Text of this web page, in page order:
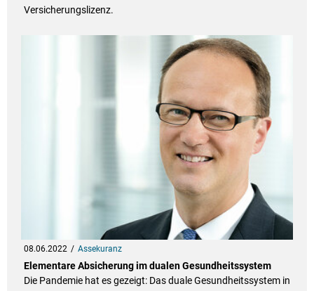
Versicherungslizenz.
08.06.2022 Assekuranz
Elementare Absicherung im dualen Gesundheitssystem
Die Pandemie hat es gezeigt: Das duale Gesundheitssystem in